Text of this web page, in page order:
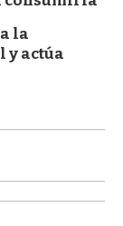
la
y actúa